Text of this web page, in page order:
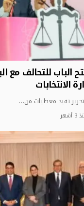
الباب للتحالف مع
الانتخابات
…
أشهر